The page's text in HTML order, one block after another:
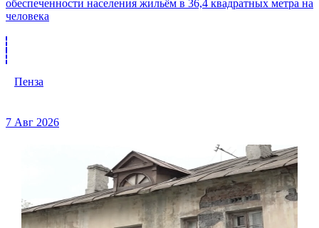
обеспеченности населения жильём в 36,4 квадратных метра на
человека
Пенза
7 Авг 2026